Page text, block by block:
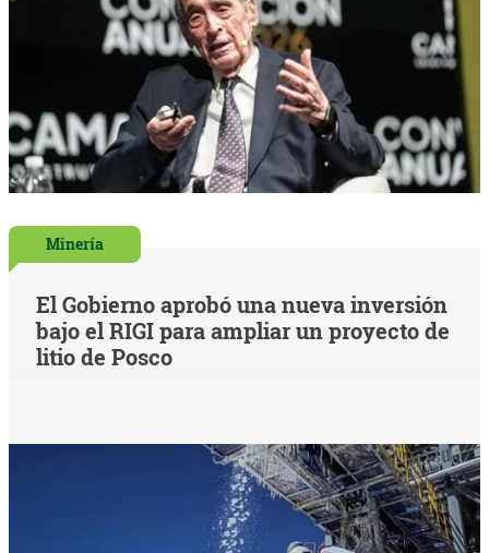
Minería
El Gobierno aprobó una nueva inversión
bajo el RIGI para ampliar un proyecto de
litio de Posco